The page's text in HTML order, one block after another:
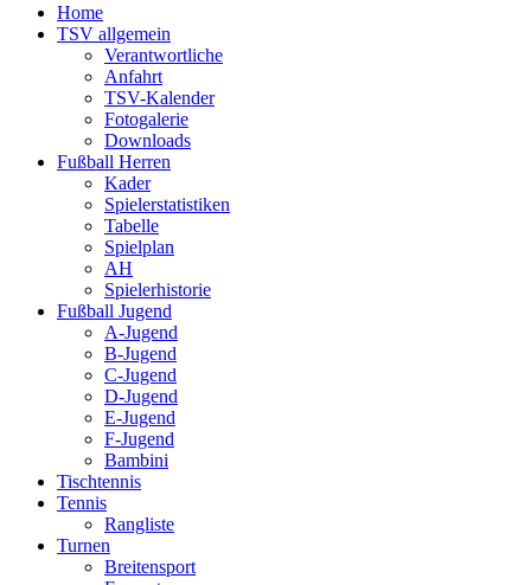
Home
TSV allgemein
Verantwortliche
Anfahrt
TSV-Kalender
Fotogalerie
Downloads
Fußball Herren
Kader
Spielerstatistiken
Tabelle
Spielplan
AH
Spielerhistorie
Fußball Jugend
A-Jugend
B-Jugend
C-Jugend
D-Jugend
E-Jugend
F-Jugend
Bambini
Tischtennis
Tennis
Rangliste
Turnen
Breitensport